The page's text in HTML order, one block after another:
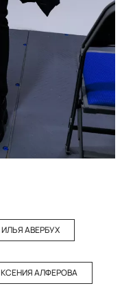
ИЛЬЯ АВЕРБУХ
КСЕНИЯ АЛФЕРОВА